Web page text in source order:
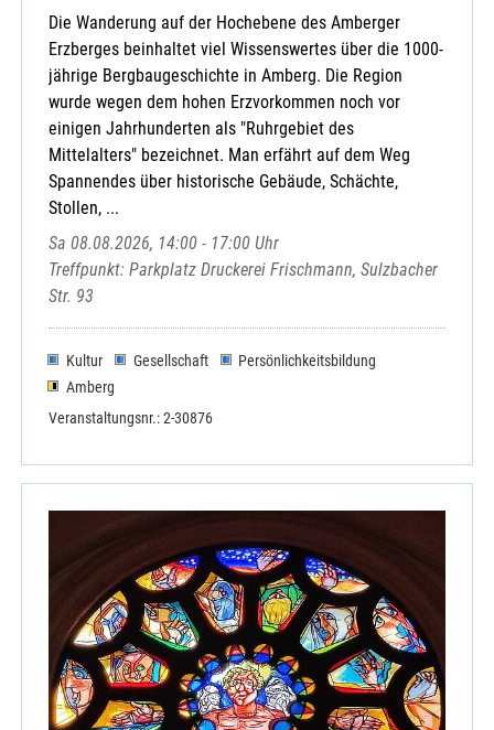
Die Wanderung auf der Hochebene des Amberger
Erzberges beinhaltet viel Wissenswertes über die 1000-
jährige Bergbaugeschichte in Amberg. Die Region
wurde wegen dem hohen Erzvorkommen noch vor
einigen Jahrhunderten als "Ruhrgebiet des
Mittelalters" bezeichnet. Man erfährt auf dem Weg
Spannendes über historische Gebäude, Schächte,
Stollen, ...
Sa 08.08.2026, 14:00 - 17:00 Uhr
Treffpunkt: Parkplatz Druckerei Frischmann, Sulzbacher
Str. 93
Kultur Gesellschaft
Persönlichkeitsbildung
Amberg
Veranstaltungsnr.: 2-30876